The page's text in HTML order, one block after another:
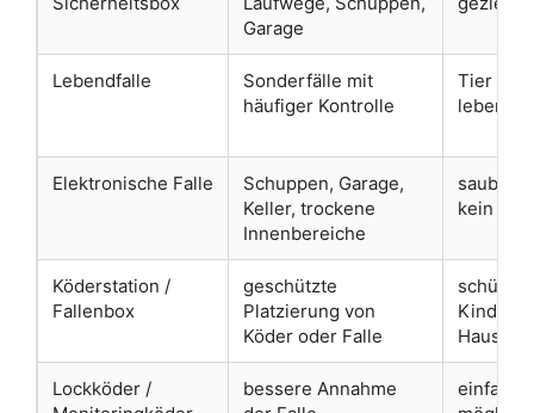
Garage
Lebendfalle
Sonderfälle mit
häufiger Kontrolle
Tier
lebend
Elektronische Falle
Schuppen, Garage,
Keller, trockene
Innenbereiche
saubere
kein Gift
Köderstation /
Fallenbox
geschützte
Platzierung von
Köder oder Falle
schützt
Kindern
Lockköder /
bessere Annahme
einfach,